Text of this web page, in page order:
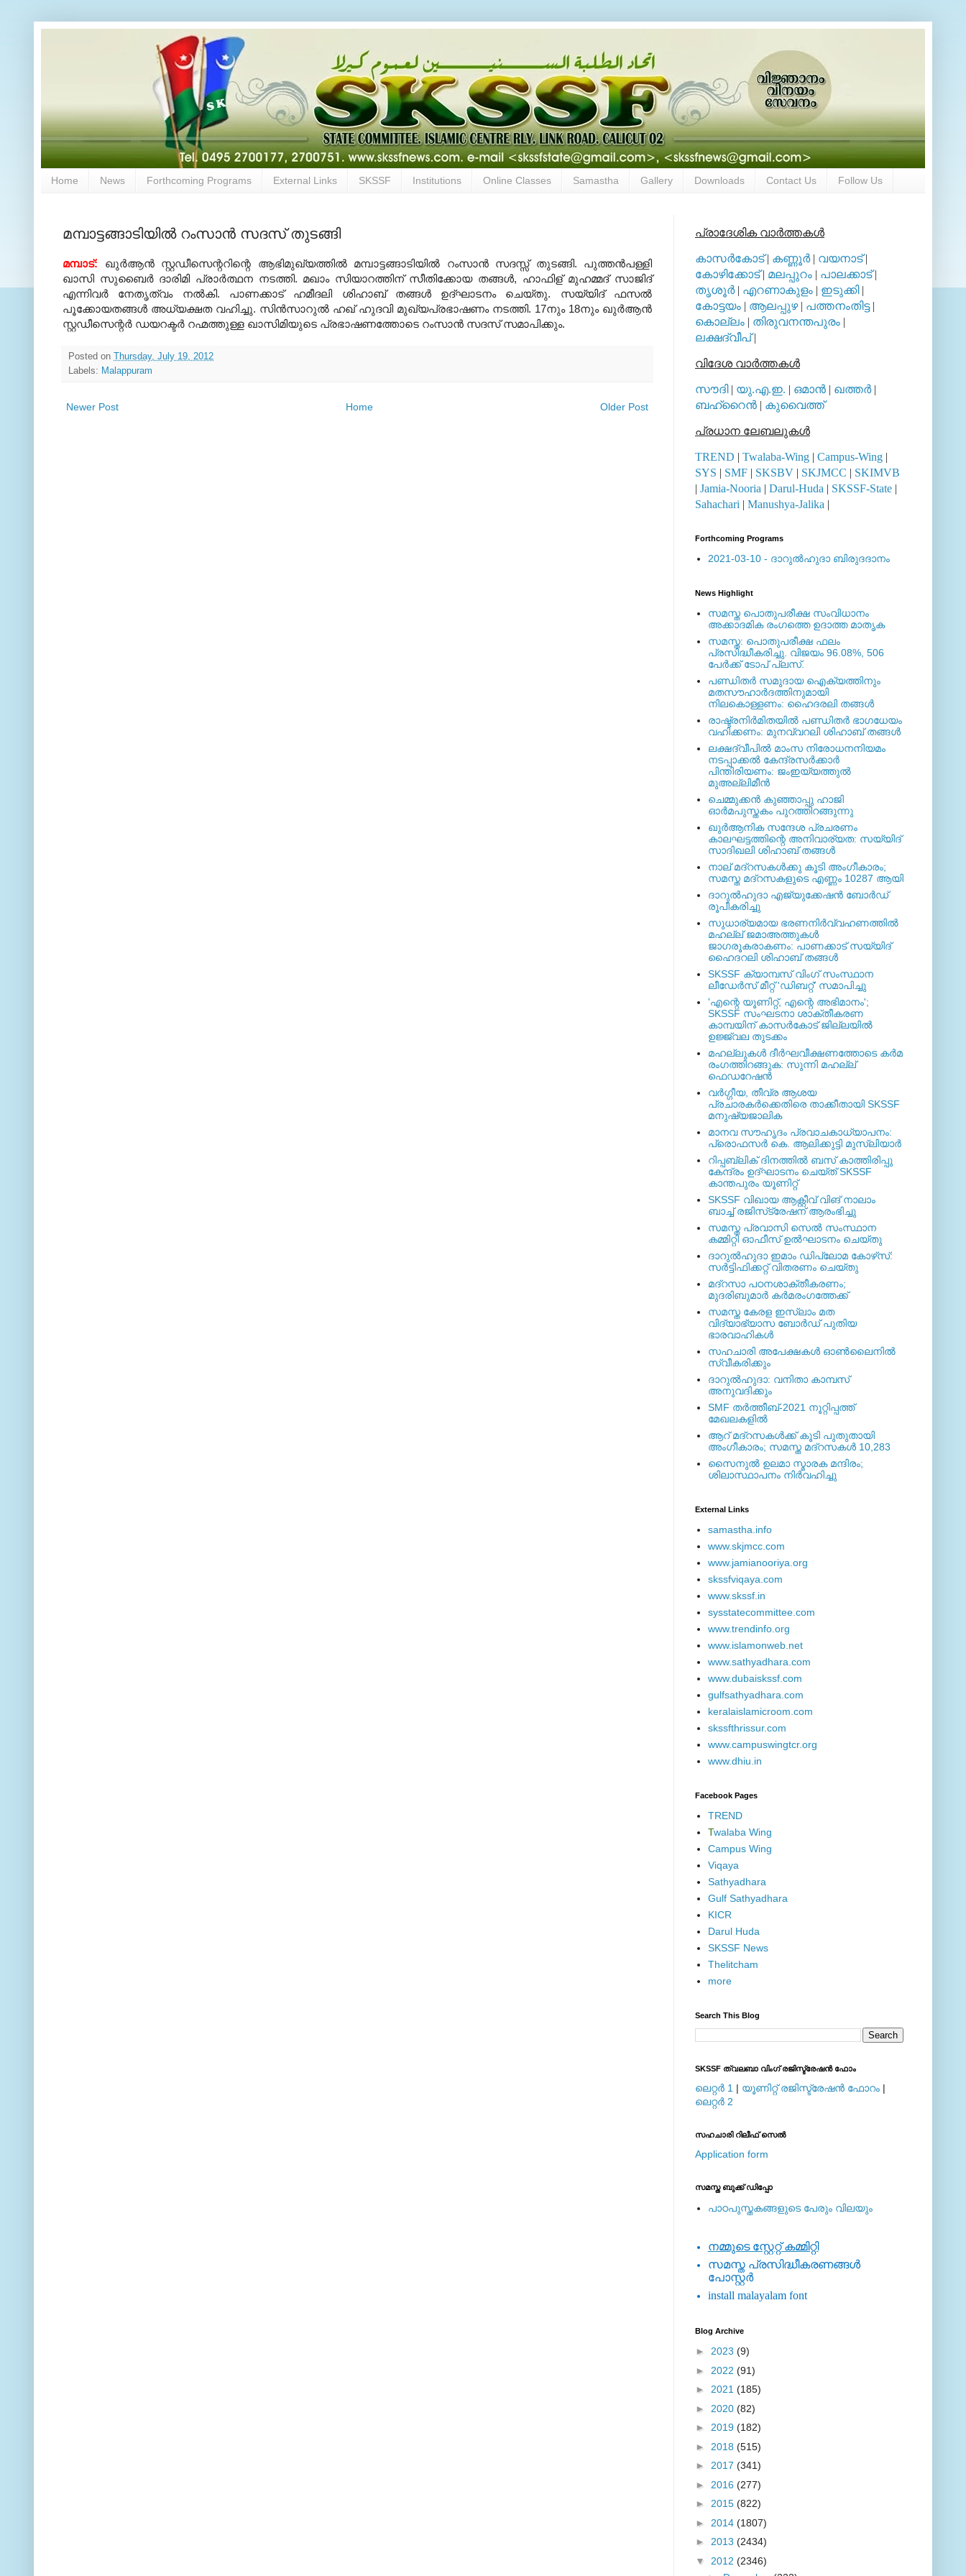
Home News Forthcoming Programs External Links SKSSF Institutions Online Classes Samastha Gallery Downloads Contact Us Follow Us
മമ്പാട്ടങ്ങാടിയില്‍ റംസാന്‍ സദസ് തുടങ്ങി
മമ്പാട്: ഖുര്‍ആന്‍ സ്റ്റഡീസെന്ററിന്റെ ആഭിമുഖ്യത്തില്‍ മമ്പാട്ടങ്ങാടിയില്‍ റംസാന്‍ സദസ്സ് തുടങ്ങി. പുത്തന്‍പള്ളി
ഖാസി സുബൈര്‍ ദാരിമി പ്രാര്‍ത്ഥന നടത്തി. മഖാം സിയാറത്തിന് സീതിക്കോയ തങ്ങള്‍, ഹാഫിള് മുഹമ്മദ് സാജിദ്
എന്നിവര്‍ നേതൃത്വം നല്‍കി. പാണക്കാട് ഹമീദലി ശിഹാബ് തങ്ങള്‍ ഉദ്ഘാടനം ചെയ്തു. സയ്യിദ് ഫസല്‍
പൂക്കോയതങ്ങള്‍ അധ്യക്ഷത വഹിച്ചു. സിന്‍സാറുല്‍ ഹഖ് ഹുദവി മുഖ്യപ്രഭാഷണം നടത്തി. 17നും 18നും ഖുര്‍ആന്‍
സ്റ്റഡീസെന്റര്‍ ഡയറക്ടര്‍ റഹ്മത്തുള്ള ഖാസിമിയുടെ പ്രഭാഷണത്തോടെ റംസാന്‍ സദസ് സമാപിക്കും.
Posted on Thursday, July 19, 2012
Labels: Malappuram
Newer Post Older Post
Home
പ്രാദേശിക വാര്‍ത്തകള്‍
കാസര്‍കോട്| കണ്ണൂര്‍| വയനാട്|
കോഴിക്കോട്| മലപ്പുറം | പാലക്കാട്|
തൃശൂര്‍| എറണാകുളം | ഇടുക്കി|
കോട്ടയം | ആലപ്പുഴ| പത്തനംതിട്ട|
കൊല്ലം | തിരുവനന്തപുരം |
ലക്ഷദ്വീപ്|
വിദേശ വാര്‍ത്തകള്‍
സൗദി| യു.എ.ഇ. | ഒമാന്‍ | ഖത്തര്‍|
ബഹ്റൈന്‍ | കുവൈത്ത്
പ്രധാന ലേബലുകള്‍
TREND | Twalaba-Wing | Campus-Wing |
SYS | SMF | SKSBV | SKJMCC | SKIMVB
| Jamia-Nooria | Darul-Huda | SKSSF-State |
Sahachari | Manushya-Jalika |
Forthcoming Programs
2021-03-10 - ദാറുല്‍ഹുദാ ബിരുദദാനം
News Highlight
സമസ്ത പൊതുപരീക്ഷ സംവിധാനം
അക്കാദമിക രംഗത്തെ ഉദാത്ത മാതൃക
സമസ്ത: പൊതുപരീക്ഷ ഫലം
പ്രസിദ്ധീകരിച്ചു. വിജയം 96.08%, 506
പേര്‍ക്ക് ടോപ് പ്ലസ്.
പണ്ഡിതര്‍ സമുദായ ഐക്യത്തിനും
മതസൗഹാര്‍ദത്തിനുമായി
നിലകൊള്ളണം: ഹൈദരലി തങ്ങള്‍
രാഷ്ട്രനിര്‍മിതയില്‍ പണ്ഡിതര്‍ ഭാഗധേയം
വഹിക്കണം: മുനവ്വറലി ശിഹാബ് തങ്ങള്‍
ലക്ഷദ്വീപില്‍ മാംസ നിരോധനനിയമം
നടപ്പാക്കല്‍ കേന്ദ്രസര്‍ക്കാര്‍
പിന്തിരിയണം: ജംഇയ്യത്തുല്‍
മുഅല്ലിമീന്‍
ചെമ്മുക്കന്‍ കുഞ്ഞാപ്പു ഹാജി
ഓര്‍മപുസ്തകം പുറത്തിറങ്ങുന്നു
ഖുര്‍ആനിക സന്ദേശ പ്രചരണം
കാലഘട്ടത്തിന്റെ അനിവാര്യത: സയ്യിദ്
സാദിഖലി ശിഹാബ് തങ്ങള്‍
നാല് മദ്‌റസകള്‍ക്കു കൂടി അംഗീകാരം;
സമസ്ത മദ്‌റസകളുടെ എണ്ണം 10287 ആയി
ദാറുല്‍ഹുദാ എജ്യുക്കേഷന്‍ ബോര്‍ഡ്
രൂപീകരിച്ചു
സുധാര്യമായ ഭരണനിര്‍വ്വഹണത്തില്‍
മഹല്ല് ജമാഅത്തുകള്‍
ജാഗരൂകരാകണം: പാണക്കാട് സയ്യിദ്
ഹൈദറലി ശിഹാബ് തങ്ങള്‍
SKSSF ക്യാമ്പസ് വിംഗ് സംസ്ഥാന
ലീഡേർസ് മീറ്റ് 'ഡിബറ്റ്' സമാപിച്ചു
'എന്റെ യൂണിറ്റ്, എന്റെ അഭിമാനം';
SKSSF സംഘടനാ ശാക്തീകരണ
കാമ്പയിന് കാസര്‍കോട് ജില്ലയില്‍
ഉജ്ജ്വല തുടക്കം
മഹല്ലുകള്‍ ദീര്‍ഘവീക്ഷണത്തോടെ കര്‍മ
രംഗത്തിറങ്ങുക: സുന്നി മഹല്ല്
ഫെഡറേഷന്‍
വര്‍ഗ്ഗീയ, തീവ്ര ആശയ
പ്രചാരകര്‍ക്കെതിരെ താക്കീതായി SKSSF
മനുഷ്യജാലിക
മാനവ സൗഹൃദം പ്രവാചകാധ്യാപനം:
പ്രൊഫസർ കെ. ആലിക്കുട്ടി മുസ്ലിയാർ
റിപ്പബ്ലിക് ദിനത്തില്‍ ബസ് കാത്തിരിപ്പു
കേന്ദ്രം ഉദ്ഘാടനം ചെയ്ത്‌ SKSSF
കാന്തപുരം യൂണിറ്റ്
SKSSF വിഖായ ആക്റ്റീവ് വിങ് നാലാം
ബാച്ച് രജിസ്‌ട്രേഷന് ആരംഭിച്ചു
സമസ്ത പ്രവാസി സെല്‍ സംസ്ഥാന
കമ്മിറ്റി ഓഫീസ് ഉല്‍ഘാടനം ചെയ്തു
ദാറുല്‍ഹുദാ ഇമാം ഡിപ്ലോമ കോഴ്‌സ്:
സര്‍ട്ടിഫിക്കറ്റ് വിതരണം ചെയ്തു
മദ്‌റസാ പഠനശാക്തീകരണം;
മുദരിബുമാര്‍ കര്‍മരംഗത്തേക്ക്
സമസ്ത കേരള ഇസ്ലാം മത
വിദ്യാഭ്യാസ ബോര്‍ഡ് പുതിയ
ഭാരവാഹികള്‍
സഹചാരി അപേക്ഷകൾ ഓൺലൈനിൽ
സ്വീകരിക്കും
ദാറുല്‍ഹുദാ: വനിതാ കാമ്പസ്
അനുവദിക്കും
SMF തര്‍ത്തീബ്-2021 നൂറ്റിപ്പത്ത്
മേഖലകളില്‍
ആറ് മദ്റസകള്‍ക്ക് കൂടി പുതുതായി
അംഗീകാരം; സമസ്ത മദ്റസകള്‍ 10,283
സൈനുല്‍ ഉലമാ സ്മാരക മന്ദിരം;
ശിലാസ്ഥാപനം നിര്‍വഹിച്ചു
External ‎Links
samastha.info
www.skjmcc.com
www.jamianooriya.org
skssfviqaya.com
www.skssf.in
sysstatecommittee.com
www.trendinfo.org
www.islamonweb.net
www.sathyadhara.com
www.dubaiskssf.com
gulfsathyadhara.com
keralaislamicroom.com
skssfthrissur.com
www.campuswingtcr.org
www.dhiu.in
Facebook Pages
TREND
Twalaba Wing
Campus Wing
Viqaya
Sathyadhara
Gulf Sathyadhara
KICR
Darul Huda
SKSSF News
Thelitcham
more
Search This Blog
SKSSF ത്വലബാ വിംഗ് രജിസ്ട്രേഷന്‍ ഫോം
ലെറ്റര്‍ 1 | യൂണിറ്റ് രജിസ്ട്രേഷന്‍ ഫോറം |
ലെറ്റര്‍ 2
സഹചാരി റിലീഫ് സെല്‍
Application form
സമസ്ത ബുക്ക് ഡിപ്പോ
പാഠപുസ്തകങ്ങളുടെ പേരും വിലയും
നമ്മുടെ സ്റ്റേറ്റ് കമ്മിറ്റി
സമസ്ത പ്രസിദ്ധീകരണങ്ങള്‍
പോസ്റ്റര്‍
install malayalam font
Blog Archive
► 2023 (9)
► 2022 (91)
► 2021 (185)
► 2020 (82)
► 2019 (182)
► 2018 (515)
► 2017 (341)
► 2016 (277)
► 2015 (822)
► 2014 (1807)
► 2013 (2434)
▼ 2012 (2346)